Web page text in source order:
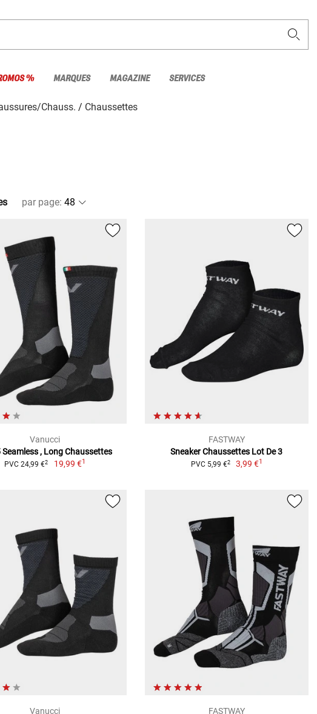
% MARQUES MAGAZINE SERVICES
Chauss. Chaussettes
par page:
Vanucci
Seamless , Long Chaussettes
PVC 24,99 €2 19,99 €1
FASTWAY
Sneaker Chaussettes Lot De 3
PVC 5,99 €2 3,99 €1
Vanucci
FASTWAY